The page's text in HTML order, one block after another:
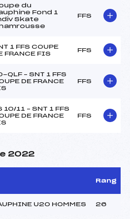
du
Fond 1
Skate
FFS
1 FFS COUPE
FRANCE FIS
FFS
QLF – SNT 1 FFS
DE FRANCE
FFS
10/11 – SNT 1 FFS
DE FRANCE
FFS
2022
Rang
U20 HOMMES 26